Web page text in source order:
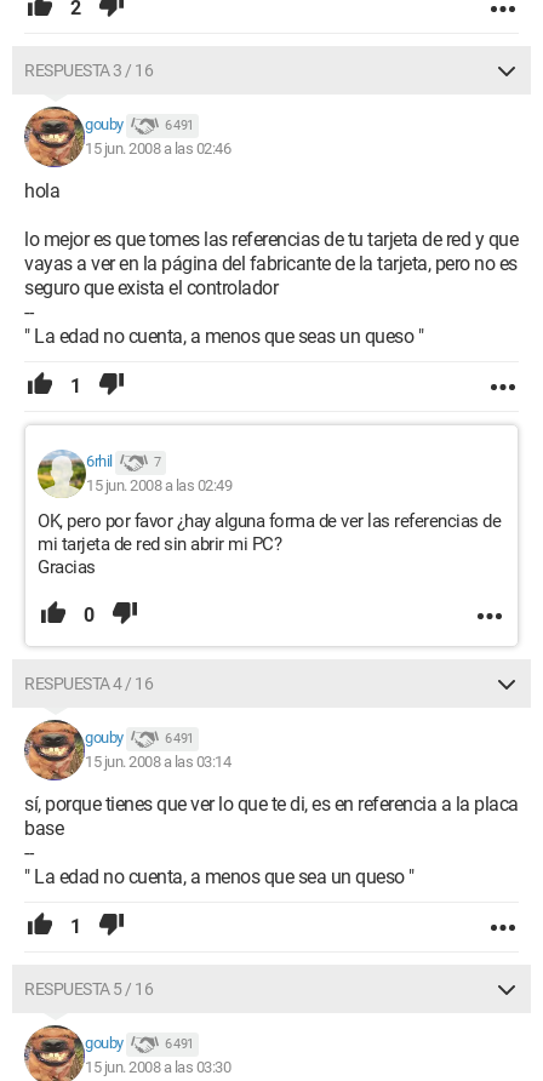
2
RESPUESTA 3 / 16
gouby 6 491
15 jun. 2008 a las 02:46
hola
lo mejor es que tomes las referencias de tu tarjeta de red y que
vayas a ver en la página del fabricante de la tarjeta, pero no es
seguro que exista el controlador
--
" La edad no cuenta, a menos que seas un queso "
1
6rhil 7
15 jun. 2008 a las 02:49
OK, pero por favor ¿hay alguna forma de ver las referencias de
mi tarjeta de red sin abrir mi PC?
Gracias
0
RESPUESTA 4 / 16
gouby 6 491
15 jun. 2008 a las 03:14
sí, porque tienes que ver lo que te di, es en referencia a la placa
base
--
" La edad no cuenta, a menos que sea un queso "
1
RESPUESTA 5 / 16
gouby 6 491
15 jun. 2008 a las 03:30